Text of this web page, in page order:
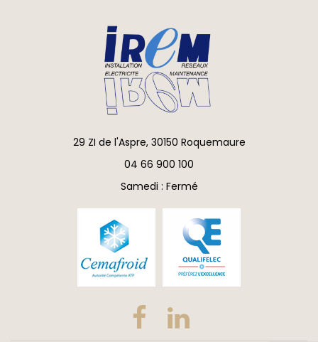
29 ZI de l'Aspre, 30150 Roquemaure
04 66 900 100
Samedi : Fermé